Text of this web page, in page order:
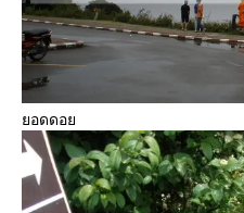
ยอดดอย